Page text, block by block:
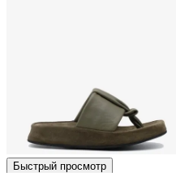
Быстрый просмотр